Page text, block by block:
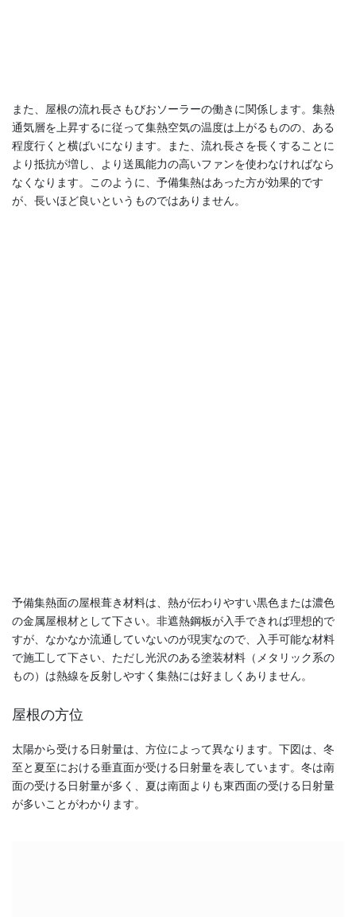
また、屋根の流れ長さもびおソーラーの働きに関係します。集熱
通気層を上昇するに従って集熱空気の温度は上がるものの、ある
程度行くと横ばいになります。また、流れ長さを長くすることに
より抵抗が増し、より送風能力の高いファンを使わなければなら
なくなります。このように、予備集熱はあった方が効果的です
が、長いほど良いというものではありません。
予備集熱面の屋根葺き材料は、熱が伝わりやすい黒色または濃色
の金属屋根材として下さい。非遮熱鋼板が入手できれば理想的で
すが、なかなか流通していないのが現実なので、入手可能な材料
で施工して下さい、ただし光沢のある塗装材料（メタリック系の
もの）は熱線を反射しやすく集熱には好ましくありません。
屋根の方位
太陽から受ける日射量は、方位によって異なります。下図は、冬
至と夏至における垂直面が受ける日射量を表しています。冬は南
面の受ける日射量が多く、夏は南面よりも東西面の受ける日射量
が多いことがわかります。